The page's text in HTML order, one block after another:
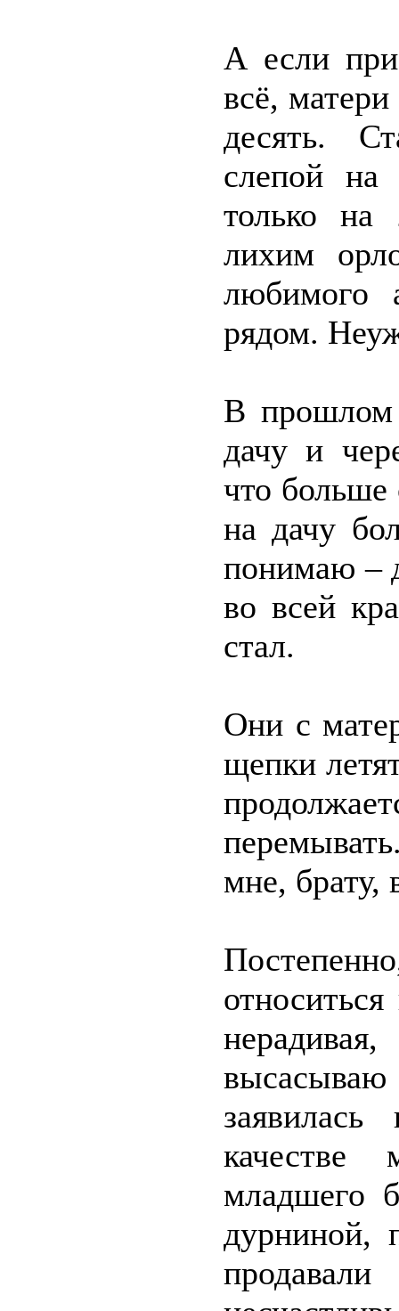
А если
всё,
десять.
слепой
только на
лихим
любимого
рядом.
В прошлом
дачу и
что больше
на дачу
понимаю –
во всей
стал.
Они с
щепки
мне, брату,
качестве
младшего
дурниной,